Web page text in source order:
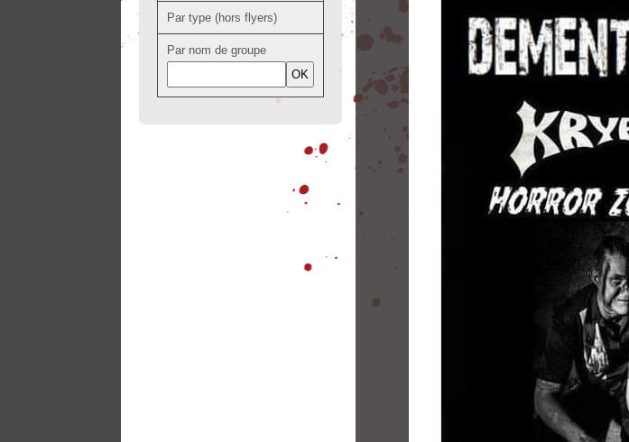
Par type (hors flyers)
Par nom de groupe